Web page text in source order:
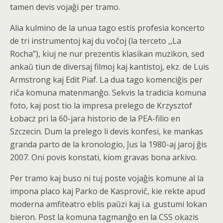
tamen devis vojaĝi per tramo.
Alia kulmino de la unua tago estis profesia koncerto
de tri instrumentoj kaj du voĉoj (la terceto ,,La
Rocha”), kiuj ne nur prezentis klasikan muzikon, sed
ankaŭ tiun de diversaj filmoj kaj kantistoj, ekz. de Luis
Armstrong kaj Edit Piaf. La dua tago komenciĝis per
riĉa komuna matenmanĝo. Sekvis la tradicia komuna
foto, kaj post tio la impresa prelego de Krzysztof
Łobacz pri la 60-jara historio de la PEA-filio en
Szczecin. Dum la prelego li devis konfesi, ke mankas
granda parto de la kronologio, ĵus la 1980-aj jaroj ĝis
2007. Oni povis konstati, kiom gravas bona arkivo.
Per tramo kaj buso ni tuj poste vojaĝis komune al la
impona placo kaj Parko de Kasproviĉ, kie rekte apud
moderna amfiteatro eblis paŭzi kaj i.a. gustumi lokan
bieron. Post la komuna tagmanĝo en la CSS okazis